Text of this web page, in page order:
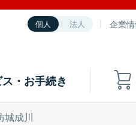
個人 法人 企業
・お手続き
城成川